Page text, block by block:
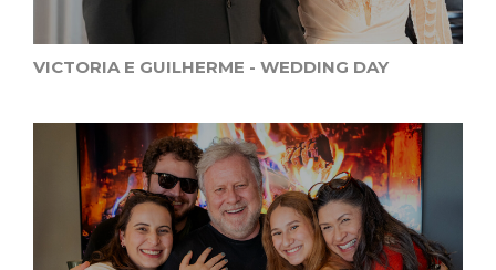
VICTORIA E GUILHERME - WEDDING DAY